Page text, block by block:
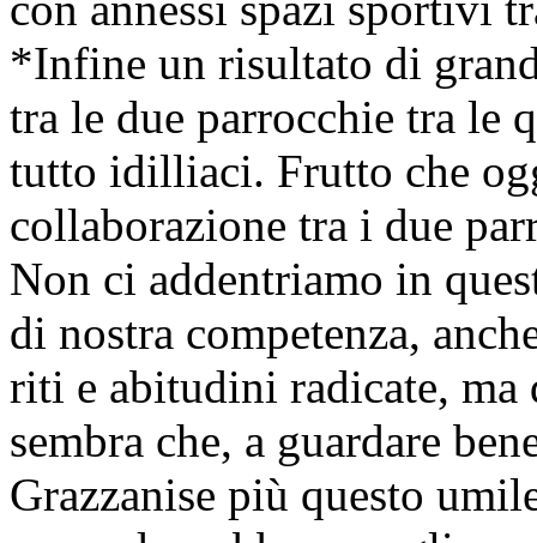
*Infine un risultato di
tra le due parrocchie tra le
tutto idilliaci. Frutto che
collaborazione tra i due
Non ci addentriamo in
di nostra competenza,
riti e abitudini radicate,
sembra che, a guardare
Grazzanise più questo